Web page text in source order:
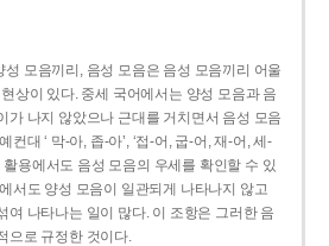
모음끼리, 음성 모음은 음성 모음끼리 어울
상이 있다. 중세 국어에서는 양성 모음과 음
가 나지 않았으나 근대를 거치면서 음성 모음
컨대 ‘ 막-아, 좁-아’, ‘접-어, 굽-어, 재-어, 세-
활용에서도 음성 모음의 우세를 확인할 수 있
서도 양성 모음이 일관되게 나타나지 않고
여 나타나는 일이 많다. 이 조항은 그러한 음
으로 규정한 것이다.